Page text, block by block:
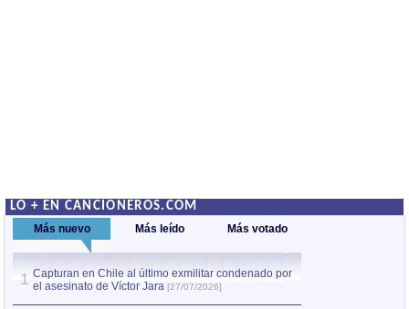
LO + EN CANCIONEROS.COM
Más nuevo Más leído Más votado
1 Capturan en Chile al último exmilitar condenado por
el asesinato de Víctor Jara [27/07/2026]